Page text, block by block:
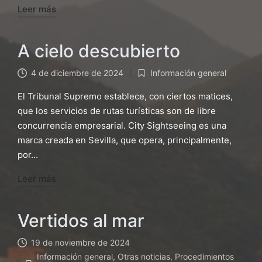
Leer más
A cielo descubierto
4 de diciembre de 2024
Publicado
en
Información general
El Tribunal Supremo establece, con ciertos matices,
que los servicios de rutas turísticas son de libre
concurrencia empresarial. City Sightseeing es una
marca creada en Sevilla, que opera, principalmente,
por...
Leer más
Vertidos al mar
19 de noviembre de 2024
Información general, Otras noticias, Procedimientos